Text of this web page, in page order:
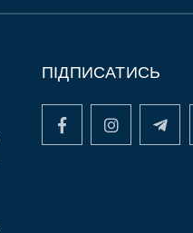
ПІДПИСАТИСЬ